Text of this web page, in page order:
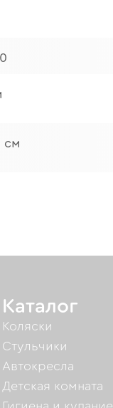
см
Каталог
Коляски
Стульчики
Автокресла
Детская комната